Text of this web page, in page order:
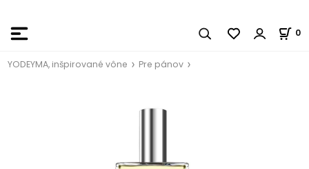
0
YODEYMA, inšpirované vône Pre pánov